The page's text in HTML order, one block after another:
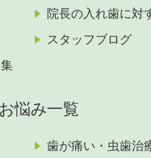
院長の入れ歯に対
スタッフブログ
悩み一覧
歯が痛い・虫歯治